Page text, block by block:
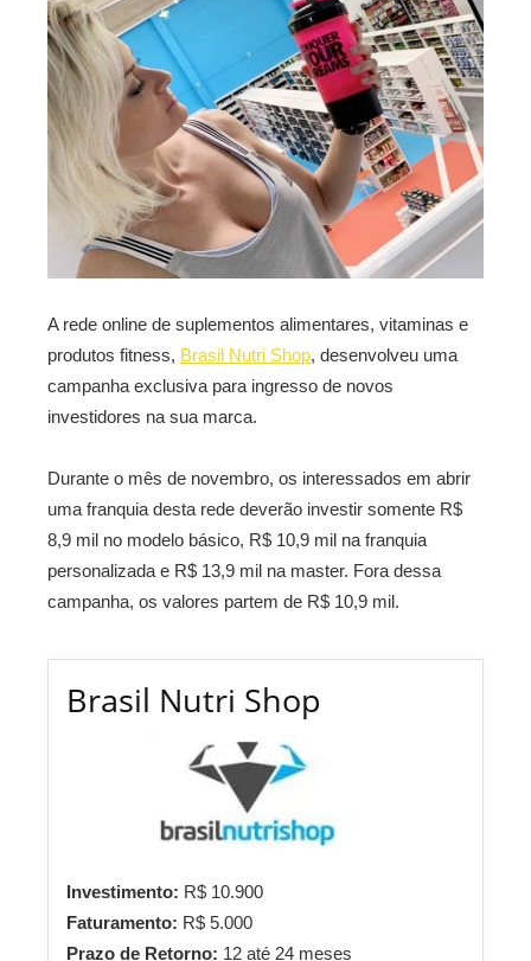
A rede online de suplementos alimentares, vitaminas e
produtos fitness, Brasil Nutri Shop, desenvolveu uma
campanha exclusiva para ingresso de novos
investidores na sua marca.
Durante o mês de novembro, os interessados em abrir
uma franquia desta rede deverão investir somente R$
8,9 mil no modelo básico, R$ 10,9 mil na franquia
personalizada e R$ 13,9 mil na master. Fora dessa
campanha, os valores partem de R$ 10,9 mil.
Brasil Nutri Shop
Investimento: R$ 10.900
Faturamento: R$ 5.000
Prazo de Retorno: 12 até 24 meses